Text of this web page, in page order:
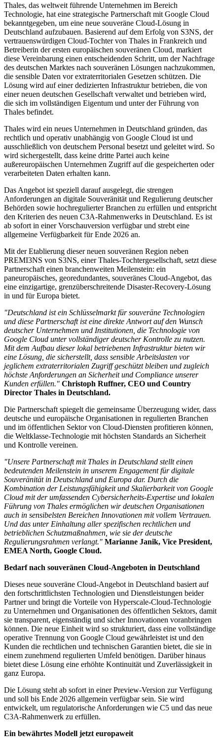
Thales, das weltweit führende Unternehmen im Bereich
Technologie, hat eine strategische Partnerschaft mit Google Cloud
bekanntgegeben, um eine neue souveräne Cloud-Lösung in
Deutschland aufzubauen. Basierend auf dem Erfolg von S3NS, der
vertrauenswürdigen Cloud-Tochter von Thales in Frankreich und
Betreiberin der ersten europäischen souveränen Cloud, markiert
diese Vereinbarung einen entscheidenden Schritt, um der Nachfrage
des deutschen Marktes nach souveränen Lösungen nachzukommen,
die sensible Daten vor extraterritorialen Gesetzen schützen. Die
Lösung wird auf einer dedizierten Infrastruktur betrieben, die von
einer neuen deutschen Gesellschaft verwaltet und betrieben wird,
die sich im vollständigen Eigentum und unter der Führung von
Thales befindet.
Thales wird ein neues Unternehmen in Deutschland gründen, das
rechtlich und operativ unabhängig von Google Cloud ist und
ausschließlich von deutschem Personal besetzt und geleitet wird. So
wird sichergestellt, dass keine dritte Partei auch keine
außereuropäischen Unternehmen Zugriff auf die gespeicherten oder
verarbeiteten Daten erhalten kann.
Das Angebot ist speziell darauf ausgelegt, die strengen
Anforderungen an digitale Souveränität und Regulierung deutscher
Behörden sowie hochregulierter Branchen zu erfüllen und entspricht
den Kriterien des neuen C3A-Rahmenwerks in Deutschland. Es ist
ab sofort in einer Vorschauversion verfügbar und strebt eine
allgemeine Verfügbarkeit für Ende 2026 an.
Mit der Etablierung dieser neuen souveränen Region neben
PREMI3NS von S3NS, einer Thales-Tochtergesellschaft, setzt diese
Partnerschaft einen branchenweiten Meilenstein: ein
paneuropäisches, georedundantes, souveränes Cloud-Angebot, das
eine einzigartige, grenzüberschreitende Disaster-Recovery-Lösung
in und für Europa bietet.
"Deutschland ist ein Schlüsselmarkt für souveräne Technologien
und diese Partnerschaft ist eine direkte Antwort auf den Wunsch
deutscher Unternehmen und Institutionen, die Technologie von
Google Cloud unter vollständiger deutscher Kontrolle zu nutzen.
Mit dem Aufbau dieser lokal betriebenen Infrastruktur bieten wir
eine Lösung, die sicherstellt, dass sensible Arbeitslasten vor
jeglichem extraterritorialen Zugriff geschützt bleiben und zugleich
höchste Anforderungen an Sicherheit und Compliance unserer
Kunden erfüllen." Christoph Ruffner, CEO und Country
Director Thales in Deutschland.
Die Partnerschaft spiegelt die gemeinsame Überzeugung wider, dass
deutsche und europäische Organisationen in regulierten Branchen
und im öffentlichen Sektor von Cloud-Diensten profitieren können,
die Weltklasse-Technologie mit höchsten Standards an Sicherheit
und Kontrolle vereinen.
"Unsere Partnerschaft mit Thales in Deutschland stellt einen
bedeutenden Meilenstein in unserem Engagement für digitale
Souveränität in Deutschland und Europa dar. Durch die
Kombination der Leistungsfähigkeit und Skalierbarkeit von Google
Cloud mit der umfassenden Cybersicherheits-Expertise und lokalen
Führung von Thales ermöglichen wir deutschen Organisationen
auch in sensibelsten Bereichen Innovationen mit vollem Vertrauen.
Und das unter Einhaltung aller spezifischen rechtlichen und
betrieblichen Schutzmaßnahmen, wie sie der deutsche
Regulierungsrahmen verlangt." Marianne Janik, Vice President,
EMEA North, Google Cloud.
Bedarf nach souveränen Cloud-Angeboten in Deutschland
Dieses neue souveräne Cloud-Angebot in Deutschland basiert auf
den fortschrittlichsten Technologien und Dienstleistungen beider
Partner und bringt die Vorteile von Hyperscale-Cloud-Technologie
zu Unternehmen und Organisationen des öffentlichen Sektors, damit
sie transparent, eigenständig und sicher Innovationen voranbringen
können. Die neue Einheit wird so strukturiert, dass eine vollständige
operative Trennung von Google Cloud gewährleistet ist und den
Kunden die rechtlichen und technischen Garantien bietet, die sie in
einem zunehmend regulierten Umfeld benötigen. Darüber hinaus
bietet diese Lösung eine erhöhte Kontinuität und Zuverlässigkeit in
ganz Europa.
Die Lösung steht ab sofort in einer Preview-Version zur Verfügung
und soll bis Ende 2026 allgemein verfügbar sein. Sie wird
entwickelt, um regulatorische Anforderungen wie C5 und das neue
C3A-Rahmenwerk zu erfüllen.
Ein bewährtes Modell jetzt europaweit